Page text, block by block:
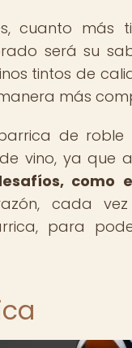
cuanto
será su
tintos de
más
de
vino, ya que
cada
para